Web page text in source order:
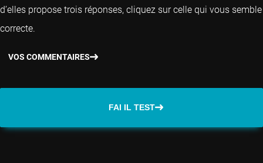
d’elles propose trois réponses, cliquez sur celle qui vous semble
correcte.
VOS COMMENTAIRES
FAI IL TEST